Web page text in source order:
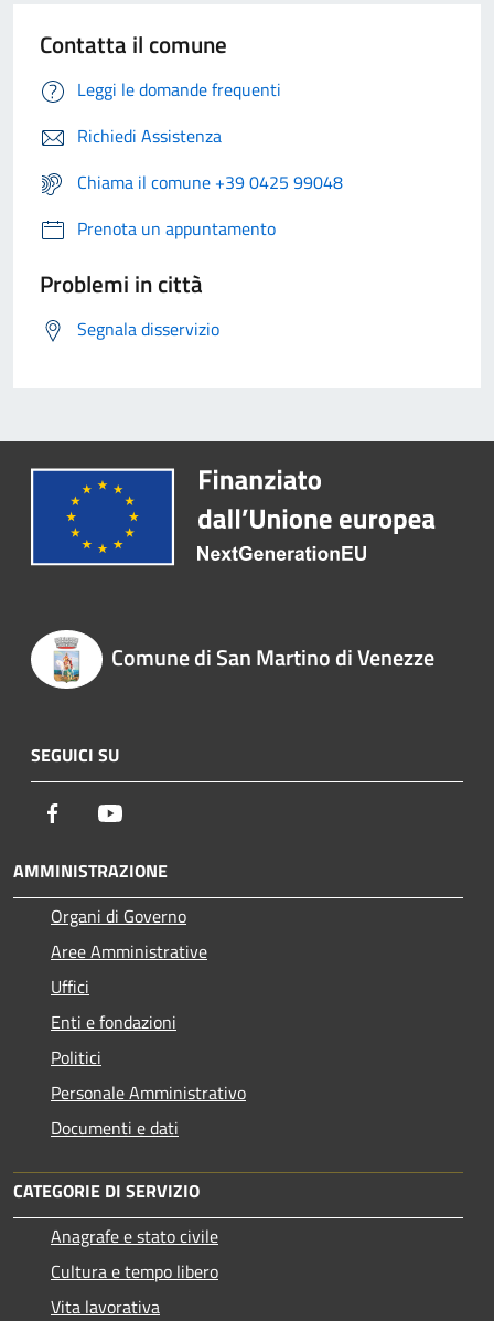
Contatta il comune
Leggi le domande frequenti
Richiedi Assistenza
Chiama il comune +39 0425 99048
Prenota un appuntamento
Problemi in città
Segnala disservizio
Comune di San Martino di Venezze
SEGUICI SU
Facebook
AMMINISTRAZIONE
Organi di Governo
Aree Amministrative
Uffici
Enti e fondazioni
Politici
Personale Amministrativo
Documenti e dati
CATEGORIE DI SERVIZIO
Anagrafe e stato civile
Cultura e tempo libero
Vita lavorativa